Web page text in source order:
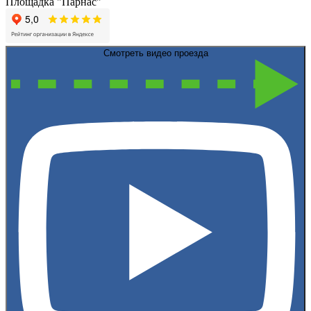
Смотреть видео проезда